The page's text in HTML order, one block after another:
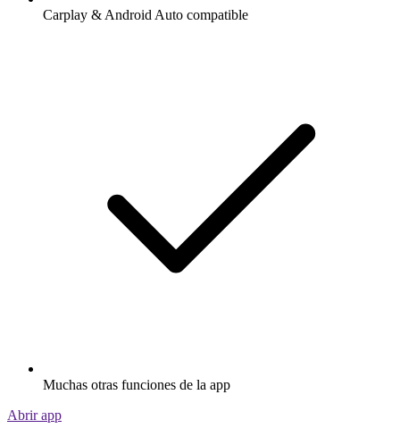
Carplay & Android Auto compatible
Muchas otras funciones de la app
Abrir app